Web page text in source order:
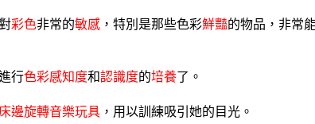
彩色非常的敏感 ，特別是那些色彩鮮豔的物品，非常
行色彩感知度和認識度的培養了。
床邊旋轉音樂玩具 ，用以訓練吸引她的目光。